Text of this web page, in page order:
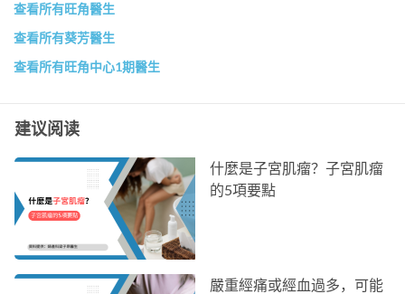
查看所有旺角醫生
查看所有葵芳醫生
查看所有旺角中心1期醫生
建议阅读
什麼是子宮肌瘤？子宮肌瘤
的5項要點
嚴重經痛或經血過多，可能